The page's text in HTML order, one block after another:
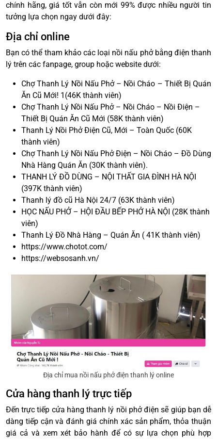
chính hãng, giá tốt vẫn còn mới 99% được nhiều người tin
tưởng lựa chọn ngay dưới đây:
Địa chỉ online
Bạn có thể tham khảo các loại nồi nấu phở bằng điện thanh
lý trên các fanpage, group hoặc website dưới:
Chợ Thanh Lý Nồi Nấu Phở – Nồi Cháo – Thiết Bị Quán
Ăn Cũ Mới! 1(46K thành viên)
Chợ Thanh Lý Nồi Nấu Phở – Nồi Cháo – Nồi Điện –
Thiết Bị Quán Ăn Cũ Mới (58K thành viên)
Thanh Lý Nồi Phở Điện Cũ, Mới – Toàn Quốc (60K
thành viên)
Chợ Thanh Lý Nồi Nấu Phở Điện – Nồi Cháo – Đồ Dùng
Nhà Hàng Quán Ăn (30K thành viên).
THANH LÝ ĐỒ DÙNG – NỘI THẤT GIA ĐÌNH HÀ NỘI
(397K thành viên)
Thanh lý đồ cũ Hà Nội 24/7 (63K thành viên)
HỌC NẤU PHỞ – HỘI ĐẦU BẾP PHỞ HÀ NỘI (28K thành
viên)
Thanh Lý Đồ Nhà Hàng – Quán Ăn ( 41K thành viên)
https://www.chotot.com/
https://websosanh.vn/
Địa chỉ mua nồi nấu phở điện thanh lý online
Cửa hàng thanh lý trực tiếp
Đến trực tiếp cửa hàng thanh lý nồi phở điện sẽ giúp bạn dễ
dàng tiếp cận và đánh giá chính xác sản phẩm, thỏa thuận
giá cả và xem xét bảo hành để có sự lựa chọn phù hợp